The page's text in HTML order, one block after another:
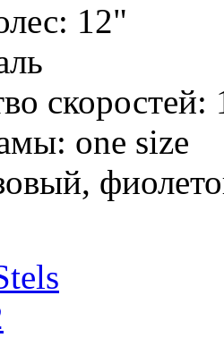
12"
скоростей:
one size